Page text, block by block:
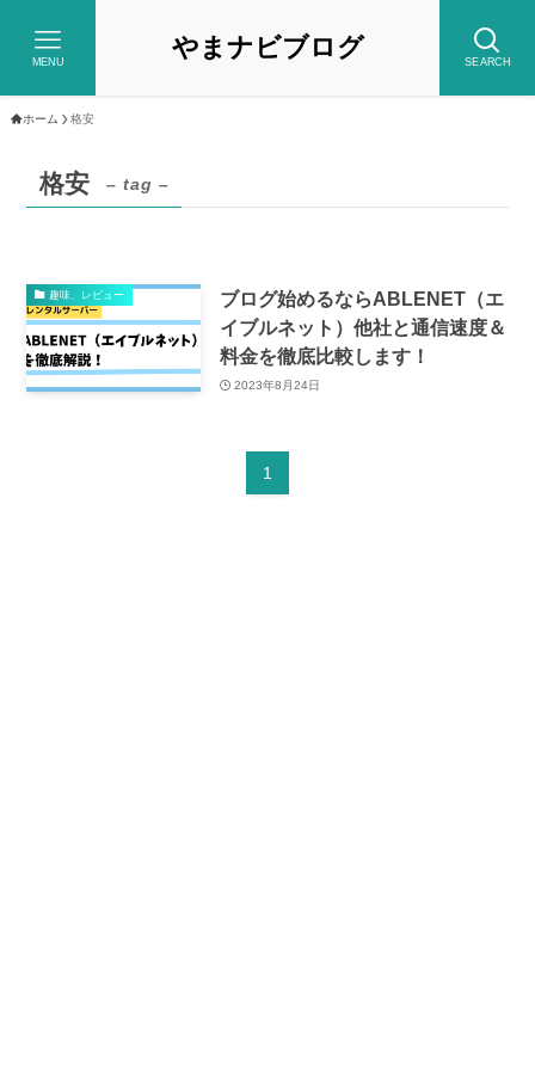
やまナビブログ SEARCH
MENU
ホーム 格安
格安 – tag –
趣味、レビュー
ブログ始めるならABLENET（エ
イブルネット）他社と通信速度＆
料金を徹底比較します！
2023年8月24日
1